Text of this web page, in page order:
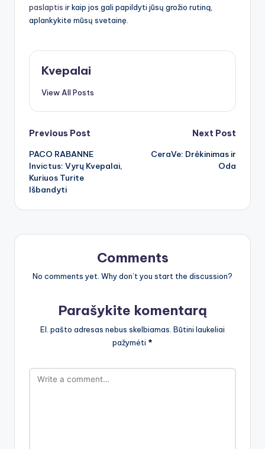
paslaptis ir kaip jos gali papildyti jūsų grožio rutiną,
aplankykite mūsų svetainę.
Kvepalai
View All Posts
Post
navigation
Previous Post
PACO RABANNE
Invictus: Vyrų Kvepalai,
Kuriuos Turite
Išbandyti
Next Post
CeraVe: Drėkinimas ir
Oda
Comments
No comments yet. Why don’t you start the discussion?
Parašykite komentarą
El. pašto adresas nebus skelbiamas. Būtini laukeliai
pažymėti *